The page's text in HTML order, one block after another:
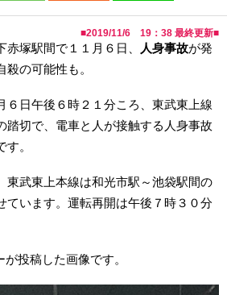
■2019/11/6 19：38 最終更新■
赤塚駅間で１１月６日、 人身事故が発
の可能性も。
６日午後６時２１分ころ、東武東上線
踏切で、電車と人が接触する人身事故
。
東武東上本線は和光市駅～池袋駅間の
ています。運転再開は午後７時３０分
投稿した画像です。